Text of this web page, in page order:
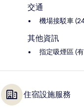
交通
機場接駁車
其他資訊
指定吸煙區 (
住宿設施服務